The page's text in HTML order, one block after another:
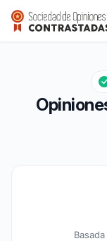
Gérard bertrand
Calificación global:
9,6/10